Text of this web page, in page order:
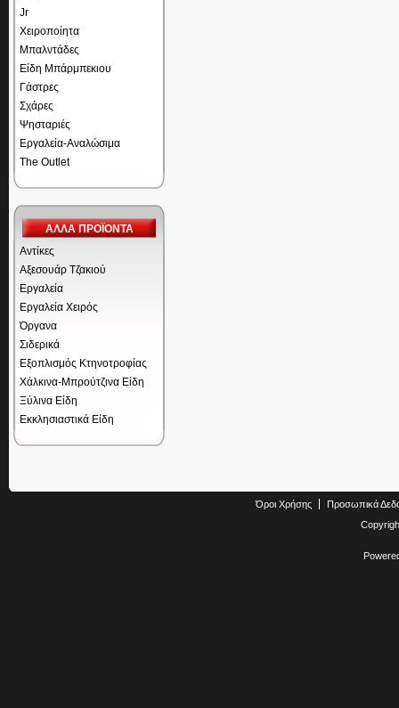
Jr
Χειροποίητα
Μπαλντάδες
Είδη Μπάρμπεκιου
Γάστρες
Σχάρες
Ψησταριές
Εργαλεία-Αναλώσιμα
The Outlet
ΑΛΛΑ ΠΡΟΪΟΝΤΑ
Αντίκες
Αξεσουάρ Τζακιού
Εργαλεία
Εργαλεία Χειρός
Όργανα
Σιδερικά
Εξοπλισμός Κτηνοτροφίας
Χάλκινα-Μπρούτζινα Είδη
Ξύλινα Είδη
Εκκλησιαστικά Είδη
Όροι Χρήσης
Προσωπικά